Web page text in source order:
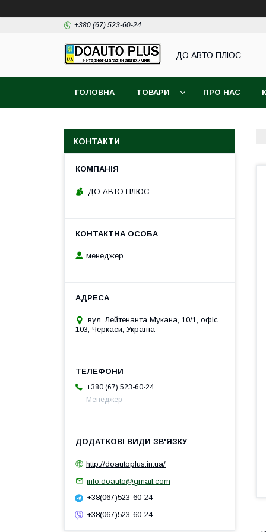
+380 (67) 523-60-24
ДО АВТО ПЛЮС
ГОЛОВНА ТОВАРИ ПРО НАС
КОНТАКТИ
ДО АВТО ПЛЮС
менеджер
вул. Лейтенанта Мукана, 10/1, офіс
103, Черкаси, Україна
+380 (67) 523-60-24
Менеджер
http://doautoplus.in.ua/
info.doauto@gmail.com
+38(067)523-60-24
+38(067)523-60-24